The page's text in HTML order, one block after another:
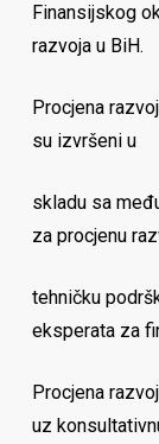
Finansijskog
razvoja u BiH.
Procjena
su izvršeni u
skladu sa
za procjenu
tehničku
eksperata za
Procjena
uz